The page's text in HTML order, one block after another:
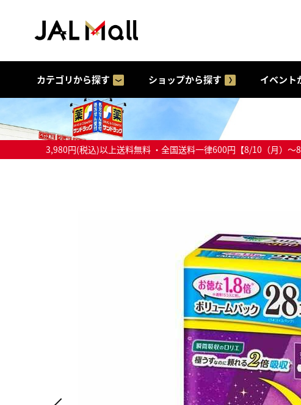
カテゴリから探す ショップから探す イベント
3,980円(税込)以上送料無料 ・全国送料一律600円【8/10（月）